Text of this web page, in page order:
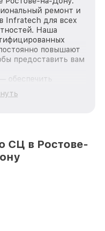
ремонт и
Infratech для всех
Наша
повышают
предоставить вам
обеспечить
ремонт для
Infratech,
Infratech в
постоянно повышая
СЦ в Ростове-